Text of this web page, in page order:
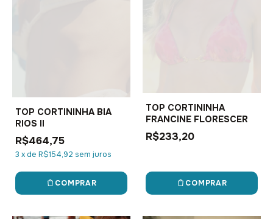
TOP CORTININHA BIA
RIOS II
R$464,75
3 xde R$154,92 sem juros
COMPRAR
TOP CORTININHA
FRANCINE FLORESCER
R$233,20
COMPRAR